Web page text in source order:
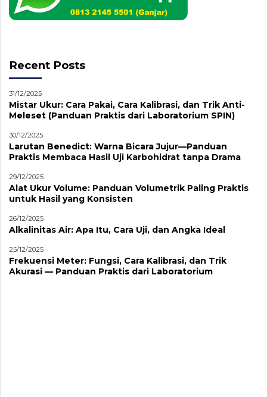
Recent Posts
31/12/2025
Mistar Ukur: Cara Pakai, Cara Kalibrasi, dan Trik Anti-
Meleset (Panduan Praktis dari Laboratorium SPIN)
30/12/2025
Larutan Benedict: Warna Bicara Jujur—Panduan
Praktis Membaca Hasil Uji Karbohidrat tanpa Drama
29/12/2025
Alat Ukur Volume: Panduan Volumetrik Paling Praktis
untuk Hasil yang Konsisten
26/12/2025
Alkalinitas Air: Apa Itu, Cara Uji, dan Angka Ideal
25/12/2025
Frekuensi Meter: Fungsi, Cara Kalibrasi, dan Trik
Akurasi — Panduan Praktis dari Laboratorium